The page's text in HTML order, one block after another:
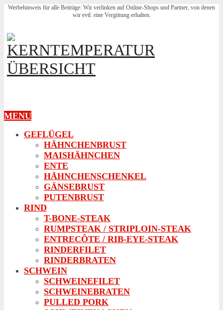
Werbehinweis für alle Beiträge: Wir verlinken auf Online-Shops und Partner, von denen
wir evtl. eine Vergütung erhalten.
MENU
GEFLÜGEL
HÄHNCHENBRUST
MAISHÄHNCHEN
ENTE
HÄHNCHENSCHENKEL
GÄNSEBRUST
PUTENBRUST
RIND
T-BONE-STEAK
RUMPSTEAK / STRIPLOIN-STEAK
ENTRECÔTE / RIB-EYE-STEAK
RINDERFILET
RINDERBRATEN
SCHWEIN
SCHWEINEFILET
SCHWEINEBRATEN
PULLED PORK